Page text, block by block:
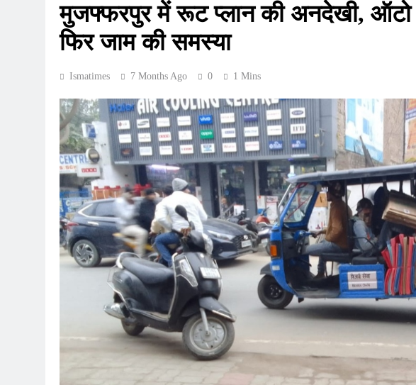
मुजफ्फरपुर में रूट प्लान की अनदेखी, ऑटो
फिर जाम की समस्या
Ismatimes 7 Months Ago 0 1 Mins
PRESS RELEASE
ndia’s Waterproofing Industry Fast-
Tracks Toward Rs. 15,000 Crore Market
by 2026